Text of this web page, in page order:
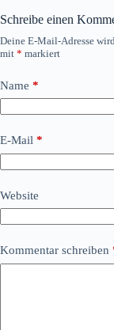
Schreibe einen
Deine E-Mail-Adresse
mit * markiert
Name *
E-Mail *
Website
Kommentar schreiben